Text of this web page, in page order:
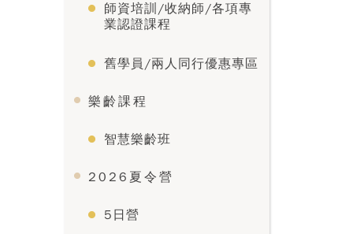
師資培訓/收納師/各項專
業認證課程
舊學員/兩人同行優惠專區
樂齡課程
智慧樂齡班
2026夏令營
5日營